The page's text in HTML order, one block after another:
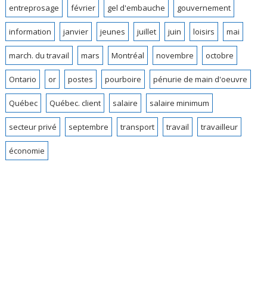
entreprosage février gel d'embauche gouvernement
information janvier jeunes juillet juin loisirs mai
march. du travail mars Montréal novembre octobre
Ontario or postes pourboire pénurie de main d'oeuvre
Québec Québec. client salaire salaire minimum
secteur privé septembre transport travail travailleur
économie